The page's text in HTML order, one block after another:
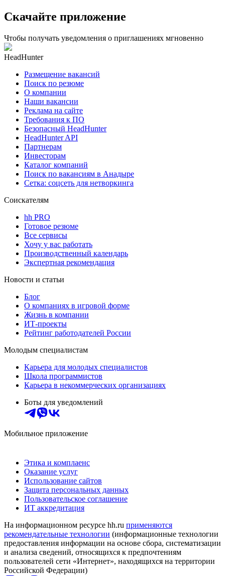
Скачайте приложение
Чтобы получать уведомления о приглашениях мгновенно
HeadHunter
Размещение вакансий
Поиск по резюме
О компании
Наши вакансии
Реклама на сайте
Требования к ПО
Безопасный HeadHunter
HeadHunter API
Партнерам
Инвесторам
Каталог компаний
Поиск по вакансиям в Анадыре
Сетка: соцсеть для нетворкинга
Соискателям
hh PRO
Готовое резюме
Все сервисы
Хочу у вас работать
Производственный календарь
Экспертная рекомендация
Новости и статьи
Блог
О компаниях в игровой форме
Жизнь в компании
ИТ-проекты
Рейтинг работодателей России
Молодым специалистам
Карьера для молодых специалистов
Школа программистов
Карьера в некоммерческих организациях
Боты для уведомлений
Мобильное приложение
Этика и комплаенс
Оказание услуг
Использование сайтов
Защита персональных данных
Пользовательское соглашение
ИТ аккредитация
На информационном ресурсе hh.ru применяются
рекомендательные технологии (информационные технологии
предоставления информации на основе сбора, систематизации
и анализа сведений, относящихся к предпочтениям
пользователей сети «Интернет», находящихся на территории
Российской Федерации)